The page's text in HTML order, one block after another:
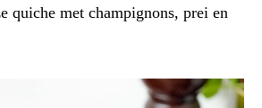
quiche met champignons, prei en